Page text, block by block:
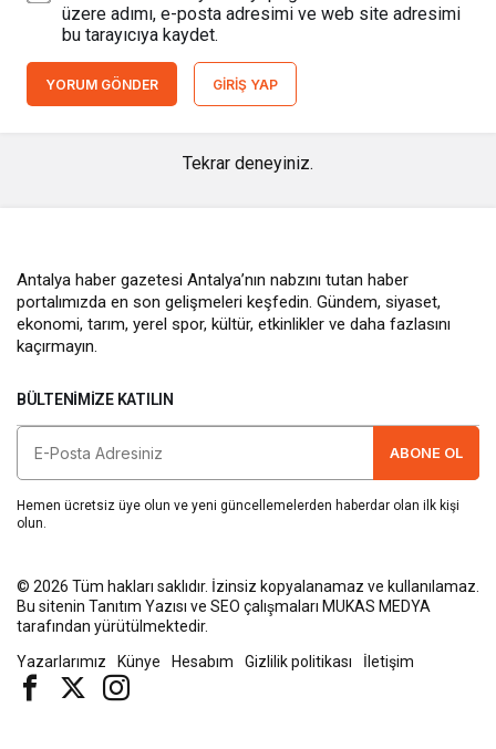
üzere adımı, e-posta adresimi ve web site adresimi
bu tarayıcıya kaydet.
YORUM GÖNDER GIRIŞ YAP
Tekrar deneyiniz.
Antalya haber gazetesi Antalya’nın nabzını tutan haber
portalımızda en son gelişmeleri keşfedin. Gündem, siyaset,
ekonomi, tarım, yerel spor, kültür, etkinlikler ve daha fazlasını
kaçırmayın.
BÜLTENIMIZE KATILIN
ABONE OL
Hemen ücretsiz üye olun ve yeni güncellemelerden haberdar olan ilk kişi
olun.
© 2026 Tüm hakları saklıdır. İzinsiz kopyalanamaz ve kullanılamaz.
Bu sitenin Tanıtım Yazısı ve SEO çalışmaları MUKAS MEDYA
tarafından yürütülmektedir.
Yazarlarımız
Künye Hesabım Gizlilik politikası İletişim